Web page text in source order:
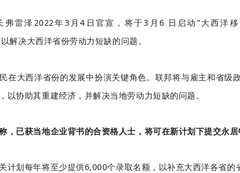
弗雷泽2022年3月4日官宣，将于3月6 日启动“大西洋
解决大西洋省份劳动力短缺的问题。
在大西洋省份的发展中扮演关键角色。联邦将与雇主和省级
以协助其重建经济，并解决当地劳动力短缺的问题。
，已获当地企业背书的合资格人士，将可在新计划下提交永居
计划每年将至少提供6,000个录取名额，以补充大西洋各省的